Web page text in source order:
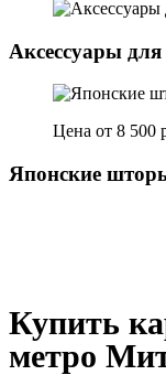
Аксессуары
Цена от 8 500
Японские
Купить
метро